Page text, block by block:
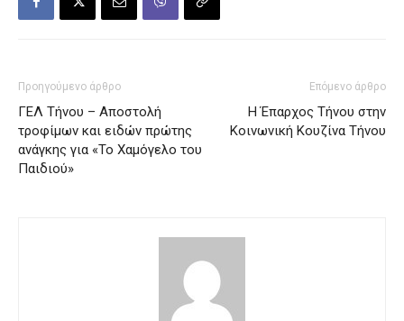
Προηγούμενο άρθρο
ΓΕΛ Τήνου – Αποστολή
τροφίμων και ειδών πρώτης
ανάγκης για «Το Χαμόγελο του
Παιδιού»
Επόμενο άρθρο
Η Έπαρχος Τήνου στην
Κοινωνική Κουζίνα Τήνου